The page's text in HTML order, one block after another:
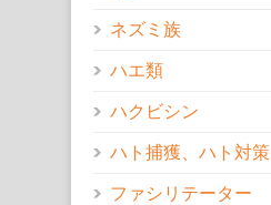
ネズミ族
ハエ類
ハクビシン
ハト捕獲、ハト対策
ファシリテーター